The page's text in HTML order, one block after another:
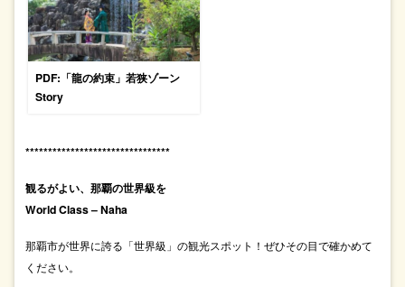
PDF:「龍の約束」若狭ゾーン
Story
********************************
観るがよい、那覇の世界級を
World Class – Naha
那覇市が世界に誇る「世界級」の観光スポット！ぜひその目で確かめて
ください。